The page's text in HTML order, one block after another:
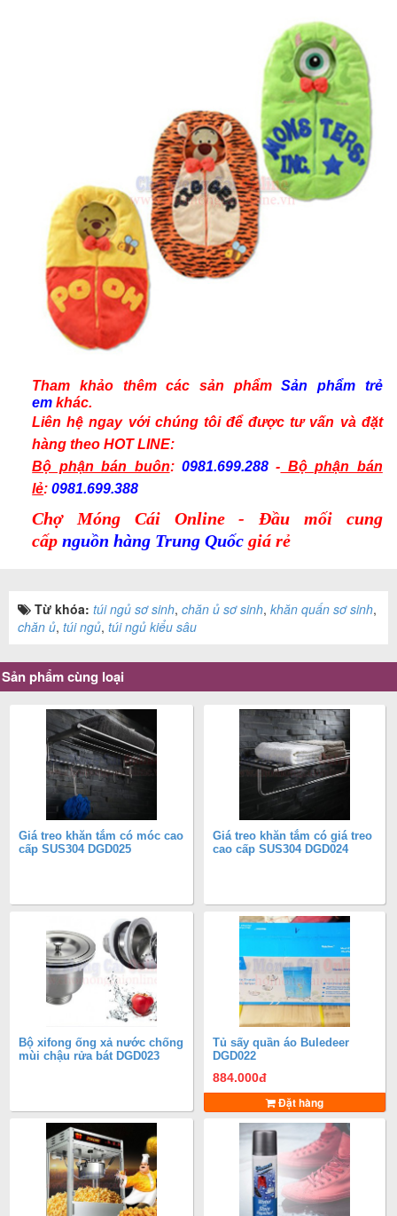
Tham khảo thêm các sản phẩm
Sản phẩm trẻ
emkhác.
Liên hệ ngay với chúng tôi để được tư vấn và đặt
hàng theoHOT LINE:
Bộ phận bán buôn: 0981.699.288 - Bộ phận bán
lẻ:0981.699.388
Chợ Móng Cái Online - Đầu mối cung
cấp nguồn hàng Trung Quốc giá rẻ
Từ khóa: túi ngủ sơ sinh, chăn ủ sơ sinh, khăn quấn sơ sinh,
chăn ủ, túi ngủ, túi ngủ kiểu sâu
Sản phẩm cùng loại
Giá treo khăn tắm có móc cao
cấp SUS304 DGD025
Giá treo khăn tắm có giá treo
cao cấp SUS304 DGD024
Bộ xifong ống xả nước chống
mùi chậu rửa bát DGD023
Tủ sấy quần áo Buledeer
DGD022
884.000đ
Đặt hàng